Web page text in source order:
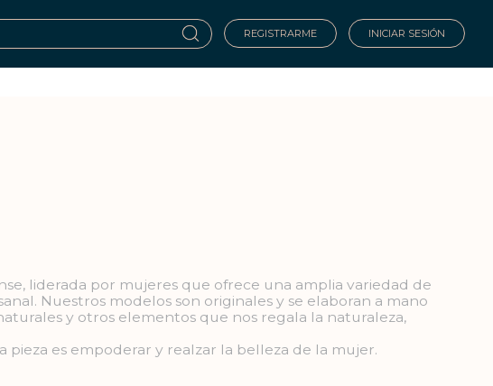
REGISTRARME INICIAR SESIÓN
liderada por mujeres que ofrece una amplia variedad de
Nuestros modelos son originales y se elaboran a mano
y otros elementos que nos regala la naturaleza,
pieza es empoderar y realzar la belleza de la mujer.